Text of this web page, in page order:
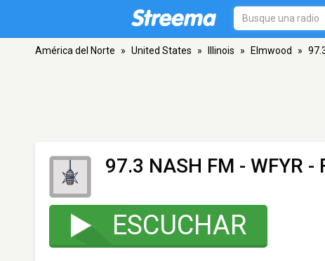
América del Norte » United States » Illinois » Elmwood »
97.3 NASH FM - WFYR -
ESCUCHAR